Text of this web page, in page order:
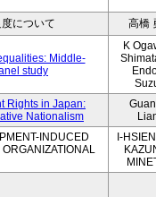
について 高橋
Middle-
study
K
Rights in Japan:
Nationalism
INDUCED
I-